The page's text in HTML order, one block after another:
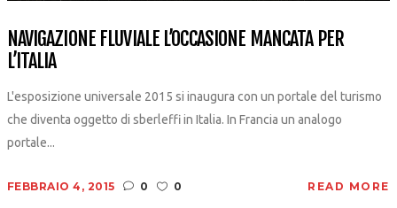
NAVIGAZIONE FLUVIALE L’OCCASIONE MANCATA PER
L’ITALIA
L'esposizione universale 2015 si inaugura con un portale del turismo
che diventa oggetto di sberleffi in Italia. In Francia un analogo
portale...
FEBBRAIO 4, 2015 0 0 READ MORE